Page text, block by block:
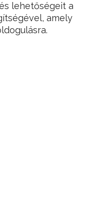
lehetőségeit a
amely